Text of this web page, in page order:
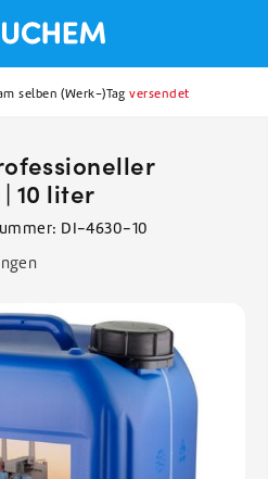
selben (Werk-)Tagversendet
10 liter
DI-4630-10